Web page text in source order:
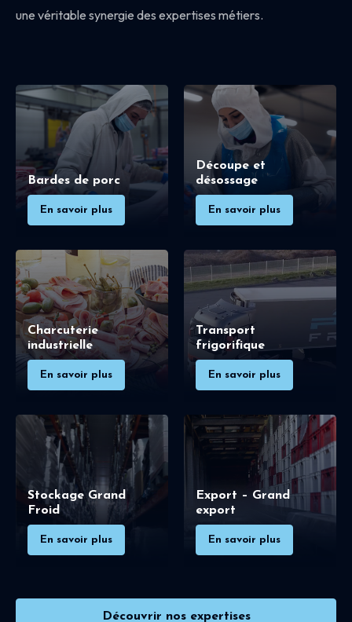
une véritable synergie des expertises métiers.
Bardes de porc
En savoir plus
Découpe et
désossage
En savoir plus
Charcuterie
industrielle
En savoir plus
Transport
frigorifique
En savoir plus
Stockage Grand
Froid
En savoir plus
Export – Grand
export
En savoir plus
Découvrir nos expertises